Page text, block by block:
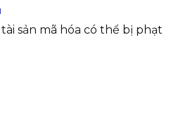
sản mã hóa có thể bị phạt